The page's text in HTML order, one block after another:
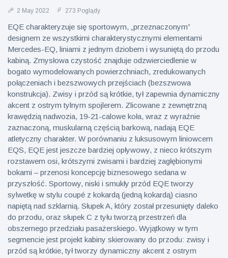
2 May 2022 273 Poglądy
EQE charakteryzuje się sportowym, „przeznaczonym”
designem ze wszystkimi charakterystycznymi elementami
Mercedes-EQ, liniami z jednym dziobem i wysuniętą do przodu
kabiną. Zmysłowa czystość znajduje odzwierciedlenie w
bogato wymodelowanych powierzchniach, zredukowanych
połączeniach i bezszwowych przejściach (bezszwowa
konstrukcja). Zwisy i przód są krótkie, tył zapewnia dynamiczny
akcent z ostrym tylnym spojlerem. Zlicowane z zewnętrzną
krawędzią nadwozia, 19-21-calowe koła, wraz z wyraźnie
zaznaczoną, muskularną częścią barkową, nadają EQE
atletyczny charakter. W porównaniu z luksusowym liniowcem
EQS, EQE jest jeszcze bardziej opływowy, z nieco krótszym
rozstawem osi, krótszymi zwisami i bardziej zagłębionymi
bokami – przenosi koncepcję biznesowego sedana w
przyszłość. Sportowy, niski i smukły przód EQE tworzy
sylwetkę w stylu coupé z kokardą (jedną kokardą) ciasno
napiętą nad szklarnią. Słupek A, który został przesunięty daleko
do przodu, oraz słupek C z tyłu tworzą przestrzeń dla
obszernego przedziału pasażerskiego. Wyjątkowy w tym
segmencie jest projekt kabiny skierowany do przodu: zwisy i
przód są krótkie, tył tworzy dynamiczny akcent z ostrym